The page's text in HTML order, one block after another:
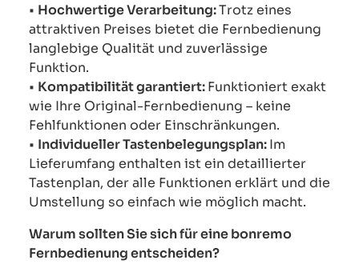
• Hochwertige Verarbeitung:Trotz eines
attraktiven Preises bietet die Fernbedienung
langlebige Qualität und zuverlässige
Funktion.
• Kompatibilität garantiert:Funktioniert exakt
wie Ihre Original-Fernbedienung – keine
Fehlfunktionen oder Einschränkungen.
• Individueller Tastenbelegungsplan:Im
Lieferumfang enthalten ist ein detaillierter
Tastenplan, der alle Funktionen erklärt und die
Umstellung so einfach wie möglich macht.
Warum sollten Sie sich für eine bonremo
Fernbedienung entscheiden?